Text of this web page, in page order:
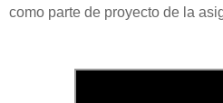
como parte de proyecto de la